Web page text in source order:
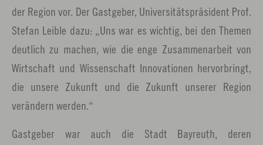
der Region vor. Der Gastgeber, Universitätspräsident Prof.
Stefan Leible dazu: „Uns war es wichtig, bei den Themen
deutlich zu machen, wie die enge Zusammenarbeit von
Wirtschaft und Wissenschaft Innovationen hervorbringt,
die unsere Zukunft und die Zukunft unserer Region
verändern werden.“
Gastgeber war auch die Stadt Bayreuth, deren